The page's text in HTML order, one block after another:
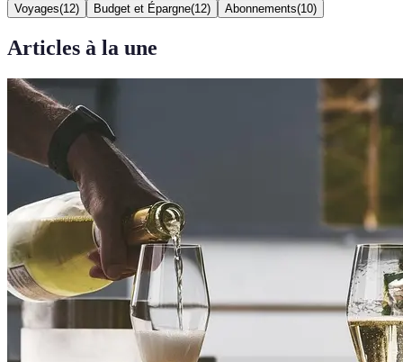
Voyages(12) Budget et Épargne(12) Abonnements(10)
Articles à la une